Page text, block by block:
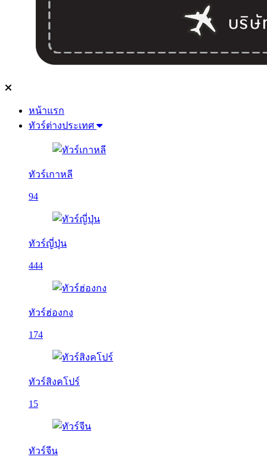
หน้าแรก
ทัวร์ต่างประเทศ
ทัวร์เกาหลี
94
ทัวร์ญี่ปุ่น
444
ทัวร์ฮ่องกง
174
ทัวร์สิงคโปร์
15
ทัวร์จีน